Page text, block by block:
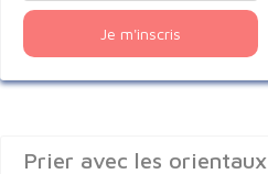
Je m'inscris
Prier avec les orientaux